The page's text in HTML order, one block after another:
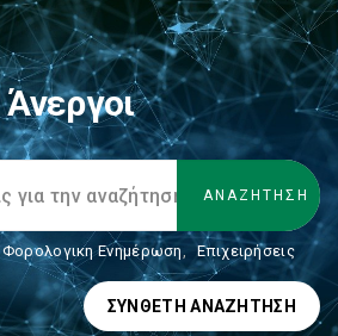
Άνεργοι
Φορολογικη Ενημέρωση, Επιχειρήσεις
ΣΎΝΘΕΤΗ ΑΝΑΖΉΤΗΣΗ